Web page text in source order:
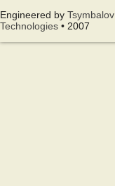
Engineered by Tsymbalov
Technologies • 2007